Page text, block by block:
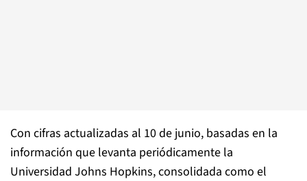
Con cifras actualizadas al 10 de junio, basadas en la
información que levanta periódicamente la
Universidad Johns Hopkins, consolidada como el